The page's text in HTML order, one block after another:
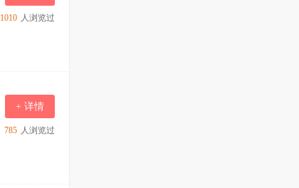
1010 人浏览过
+ 详情
785 人浏览过